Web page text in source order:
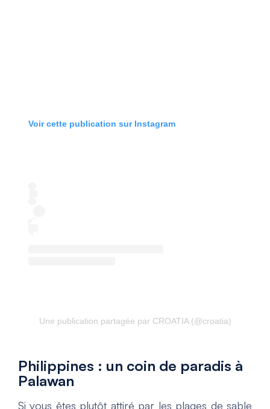
Voir cette publication sur Instagram
Une publication partagée par CROATIA (@croatia)
Philippines : un coin de paradis à
Palawan
Si vous êtes plutôt attiré par les plages de sable